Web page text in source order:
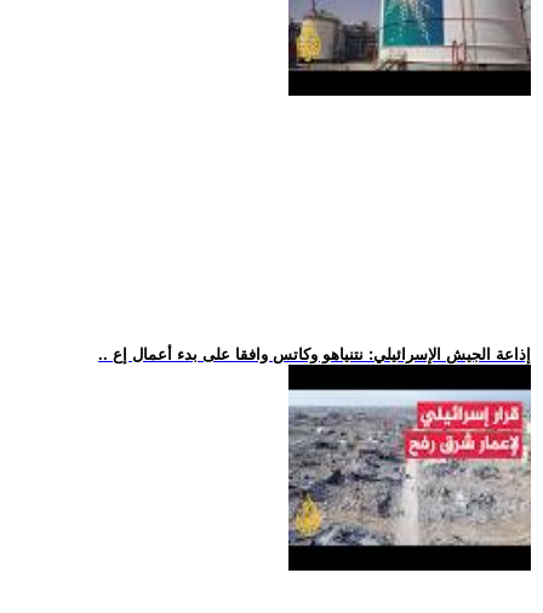
.. إذاعة الجيش الإسرائيلي: نتنياهو وكاتس وافقا على بدء أعمال إع